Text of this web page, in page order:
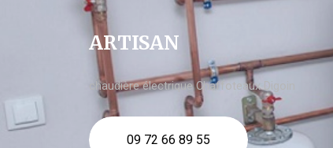
ARTISAN
chaudière électrique Chaffoteaux Digoin
09 72 66 89 55